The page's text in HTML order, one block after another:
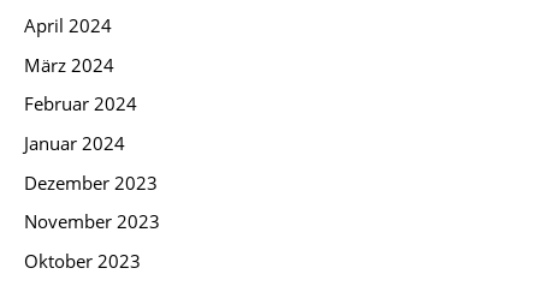
April 2024
März 2024
Februar 2024
Januar 2024
Dezember 2023
November 2023
Oktober 2023